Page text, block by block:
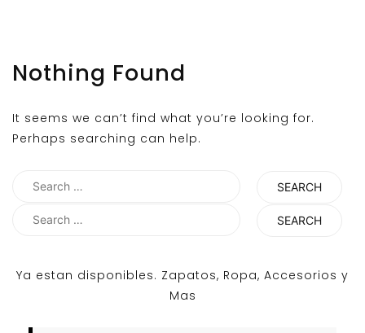
Nothing Found
It seems we can’t find what you’re looking for.
Perhaps searching can help.
Search
Search
Ya estan disponibles. Zapatos, Ropa, Accesorios y
Mas